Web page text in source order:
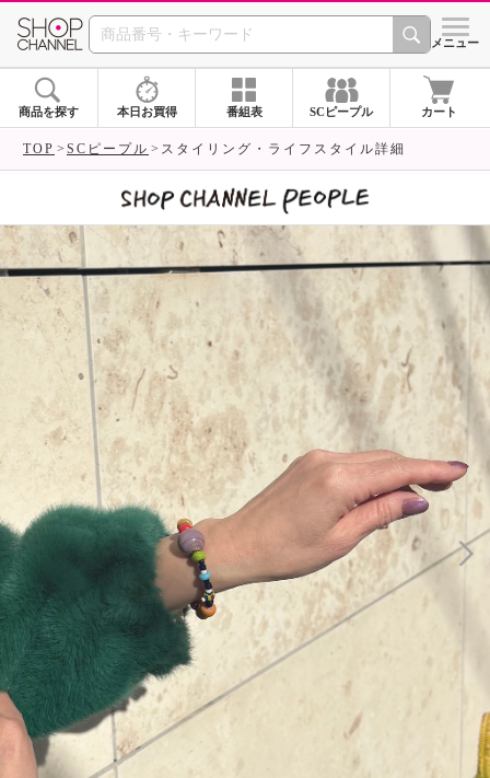
SHOP CHANNEL シメニュー
商品を探す 本日お買得 番組表 SCピープル カート
TOP SCピープル スタイリング・ライフスタイル詳細